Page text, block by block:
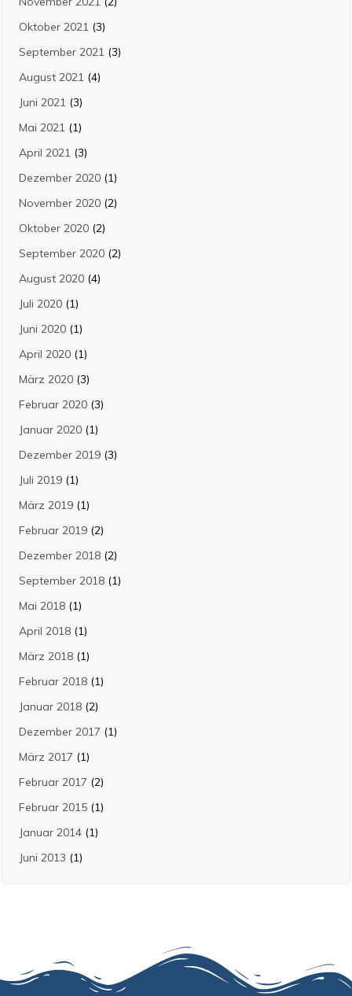
Oktober 2021 (3)
September 2021 (3)
August 2021 (4)
Juni 2021 (3)
Mai 2021 (1)
April 2021 (3)
Dezember 2020 (1)
November 2020 (2)
Oktober 2020 (2)
September 2020 (2)
August 2020 (4)
Juli 2020 (1)
Juni 2020 (1)
April 2020 (1)
März 2020 (3)
Februar 2020 (3)
Januar 2020 (1)
Dezember 2019 (3)
Juli 2019 (1)
März 2019 (1)
Februar 2019 (2)
Dezember 2018 (2)
September 2018 (1)
Mai 2018 (1)
April 2018 (1)
März 2018 (1)
Februar 2018 (1)
Januar 2018 (2)
Dezember 2017 (1)
März 2017 (1)
Februar 2017 (2)
Februar 2015 (1)
Januar 2014 (1)
Juni 2013 (1)